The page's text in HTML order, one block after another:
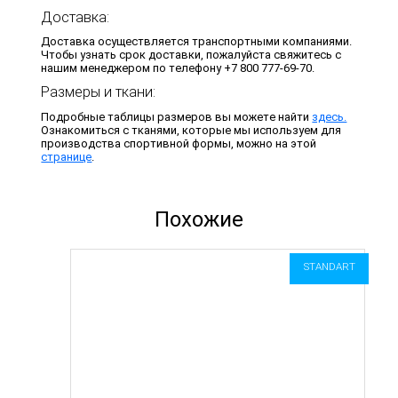
Доставка:
Доставка осуществляется транспортными компаниями.
Чтобы узнать срок доставки, пожалуйста свяжитесь с
нашим менеджером по телефону +7 800 777-69-70.
Размеры и ткани:
Подробные таблицы размеров вы можете найти здесь.
Ознакомиться с тканями, которые мы используем для
производства спортивной формы, можно на этой
странице
Похожие
STANDART